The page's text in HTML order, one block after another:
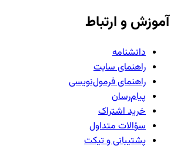
آموزش و ارتباط
دانشنامه
راهنمای سایت
راهنمای فرمول‌نویسی
پیام‌رسان
خرید اشتراک
سؤالات متداول
پشتیبانی و تیکت